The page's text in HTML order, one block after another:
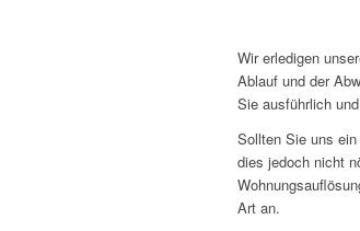
Wir erledigen
Ablauf und der
Sie ausführlich
Sollten Sie uns
dies jedoch nicht
Art an.